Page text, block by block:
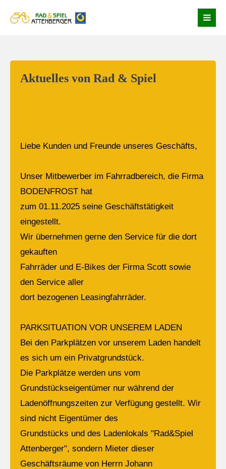
Login
Register|Lost your password?
Support
Lorem ipsum dolor sit amet:
24h
Get in touch
Cybersteel Inc.
376-293 City Road, Suite 600
San Francisco, CA 94102
Have any questions?
Aktuelles von Rad & Spiel
Liebe Kunden und Freunde unseres Geschäfts,
Unser Mitbewerber im Fahrradbereich, die Firma
BODENFROST hat
zum 01.11.2025 seine Geschäftstätigkeit
eingestellt.
Wir übernehmen gerne den Service für die dort
gekauften
Fahrräder und E-Bikes der Firma Scott sowie
den Service aller
dort bezogenen Leasingfahrräder.
PARKSITUATION VOR UNSEREM LADEN
Bei den Parkplätzen vor unserem Laden handelt
es sich um ein Privatgrundstück.
Die Parkplätze werden uns vom
Grundstückseigentümer nur während der
Ladenöffnungszeiten zur Verfügung gestellt. Wir
sind nicht Eigentümer des
Grundstücks und des Ladenlokals "Rad&Spiel
Attenberger", sondern Mieter dieser
Geschäftsräume von Herrn Johann